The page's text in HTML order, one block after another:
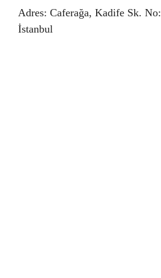
Adres: Caferağa, Kadife Sk.
İstanbul